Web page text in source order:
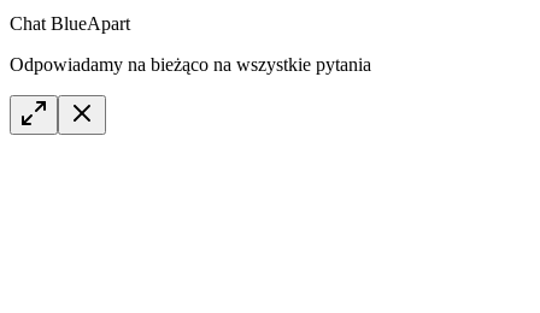
Chat BlueApart
Odpowiadamy na bieżąco na wszystkie pytania